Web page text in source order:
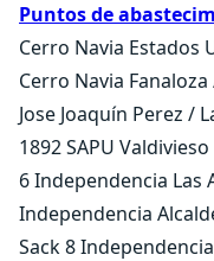
Puntos de
Cerro Navia Estados
Cerro Navia
Jose Joaquín Perez /
1892 SAPU
6 Independencia Las
Independencia
Sack 8